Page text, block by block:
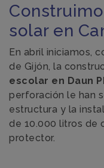
solar en
En abril iniciamos,
de Gijón, la
escolar en Daun
perforación le han
estructura y la
de 10.000 litros de
protector.